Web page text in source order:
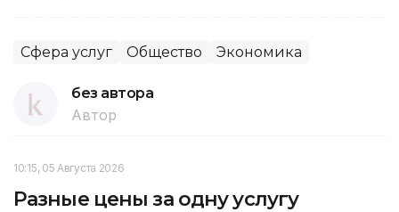
Сфера услуг Общество Экономика
без автора
Автор
10:15, 05 Августа 2026
Разные цены за одну услугу